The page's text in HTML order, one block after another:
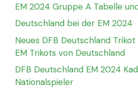
EM 2024 Gruppe A Tabelle
Deutschland bei der EM 2024
Neues DFB Deutschland
EM Trikots von Deutschland
DFB Deutschland EM 2024
Nationalspieler